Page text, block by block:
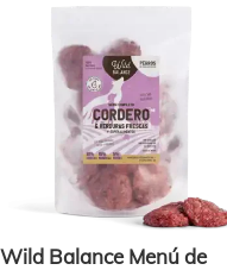
Wild Balance Menú de